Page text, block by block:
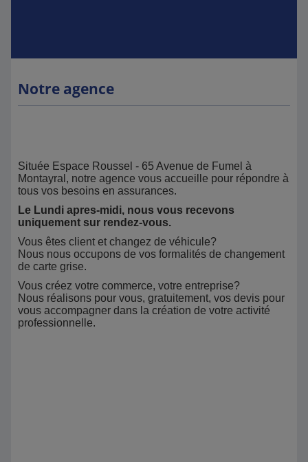
Notre agence
Située Espace Roussel - 65 Avenue de Fumel à
Montayral, notre agence vous accueille pour répondre à
tous vos besoins en assurances.
Le Lundi apres-midi, nous vous recevons
uniquement sur rendez-vous.
Vous êtes client et changez de véhicule?
Nous nous occupons de vos formalités de changement
de carte grise.
Vous créez votre commerce, votre entreprise?
Nous réalisons pour vous, gratuitement, vos devis pour
vous accompagner dans la création de votre activité
professionnelle.